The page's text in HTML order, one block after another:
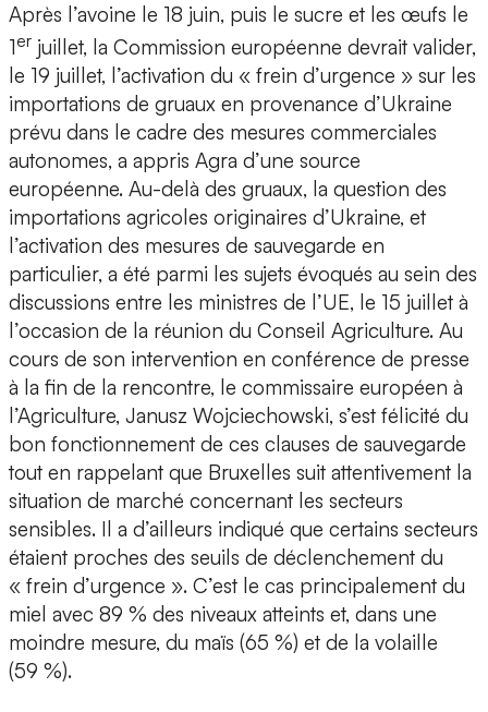
Après l’avoine le 18 juin, puis le sucre et les œufs le
1er juillet, la Commission européenne devrait valider,
le 19 juillet, l’activation du « frein d’urgence » sur les
importations de gruaux en provenance d’Ukraine
prévu dans le cadre des mesures commerciales
autonomes, a appris Agra d’une source
européenne. Au-delà des gruaux, la question des
importations agricoles originaires d’Ukraine, et
l’activation des mesures de sauvegarde en
particulier, a été parmi les sujets évoqués au sein des
discussions entre les ministres de l’UE, le 15 juillet à
l’occasion de la réunion du Conseil Agriculture. Au
cours de son intervention en conférence de presse
à la fin de la rencontre, le commissaire européen à
l’Agriculture, Janusz Wojciechowski, s’est félicité du
bon fonctionnement de ces clauses de sauvegarde
tout en rappelant que Bruxelles suit attentivement la
situation de marché concernant les secteurs
sensibles. Il a d’ailleurs indiqué que certains secteurs
étaient proches des seuils de déclenchement du
« frein d’urgence ». C’est le cas principalement du
miel avec 89 % des niveaux atteints et, dans une
moindre mesure, du maïs (65 %) et de la volaille
(59 %).